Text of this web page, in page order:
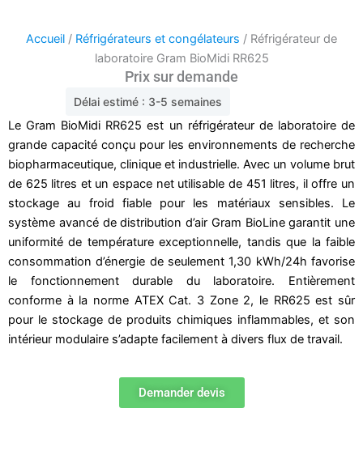
Accueil / Réfrigérateurs et congélateurs / Réfrigérateur de
laboratoire Gram BioMidi RR625
Prix sur demande
Délai estimé : 3-5 semaines
Le Gram BioMidi RR625 est un réfrigérateur de laboratoire de
grande capacité conçu pour les environnements de recherche
biopharmaceutique, clinique et industrielle. Avec un volume brut
de 625 litres et un espace net utilisable de 451 litres, il offre un
stockage au froid fiable pour les matériaux sensibles. Le
système avancé de distribution d’air Gram BioLine garantit une
uniformité de température exceptionnelle, tandis que la faible
consommation d’énergie de seulement 1,30 kWh/24h favorise
le fonctionnement durable du laboratoire. Entièrement
conforme à la norme ATEX Cat. 3 Zone 2, le RR625 est sûr
pour le stockage de produits chimiques inflammables, et son
intérieur modulaire s’adapte facilement à divers flux de travail.
Demander devis